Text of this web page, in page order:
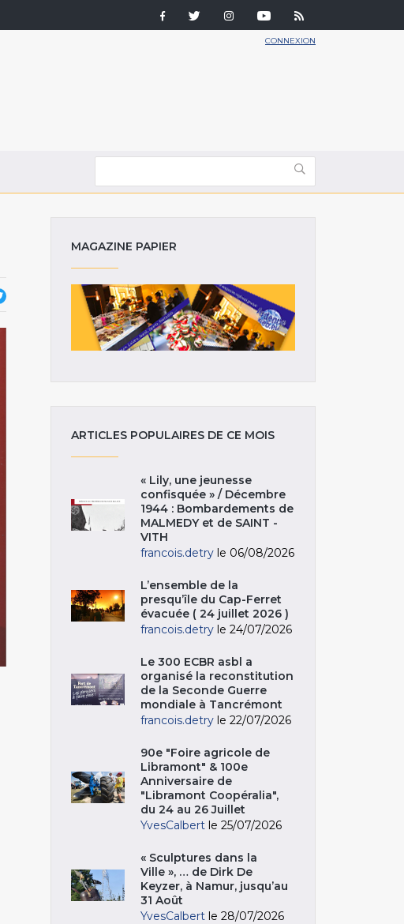
CONNEXION
MAGAZINE PAPIER
ARTICLES POPULAIRES DE CE MOIS
« Lily, une jeunesse
confisquée » / Décembre
1944 : Bombardements de
MALMEDY et de SAINT -
VITH
francois.detry le 06/08/2026
L’ensemble de la
presqu’île du Cap-Ferret
évacuée ( 24 juillet 2026 )
francois.detry le 24/07/2026
Le 300 ECBR asbl a
organisé la reconstitution
de la Seconde Guerre
mondiale à Tancrémont
francois.detry le 22/07/2026
90e "Foire agricole de
Libramont" & 100e
Anniversaire de
"Libramont Coopéralia",
du 24 au 26 Juillet
YvesCalbert le 25/07/2026
« Sculptures dans la
Ville », … de Dirk De
Keyzer, à Namur, jusqu’au
31 Août
YvesCalbert le 28/07/2026